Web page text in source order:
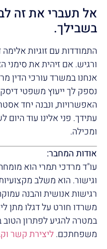
אל תעברי את זה
בשבילך.
התמודדות עם זוגיות אלימה
ורגיש. אם זיהית את
אנחנו במשרד עורכי הדין
נספק לך ייעוץ משפטי
האפשרויות, ונבנה יחד
עתידך. פני אלינו עוד היום
ומכילה.
אודות המחבר:
עו"ד מרדכי תמרי הוא
וגישור. הוא משלב
רגישות אנושית והבנה
משרדו חורט על דגלו מתן
במטרה להגיע לפתרון הטוב
משפחתכם.ליצירת קשר